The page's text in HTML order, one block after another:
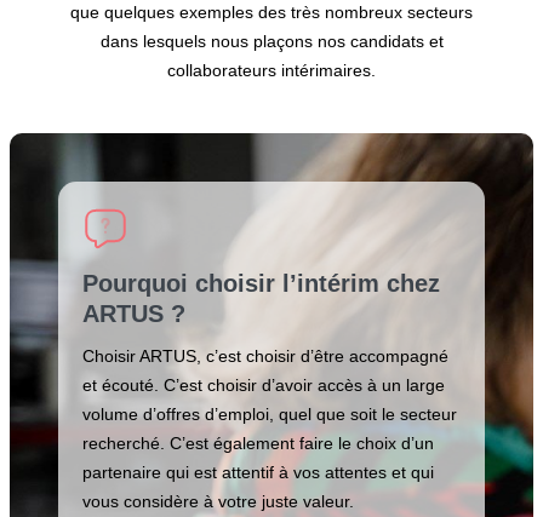
que quelques exemples des très nombreux secteurs
dans lesquels nous plaçons nos candidats et
collaborateurs intérimaires.
Pourquoi choisir l’intérim chez
ARTUS ?
Choisir ARTUS, c’est choisir d’être accompagné
et écouté. C’est choisir d’avoir accès à un large
volume d’offres d’emploi, quel que soit le secteur
recherché. C’est également faire le choix d’un
partenaire qui est attentif à vos attentes et qui
vous considère à votre juste valeur.